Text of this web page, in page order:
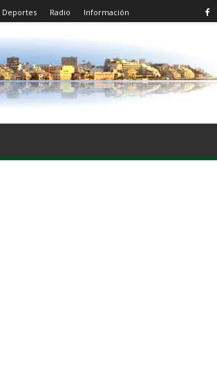
Deportes Radio Información